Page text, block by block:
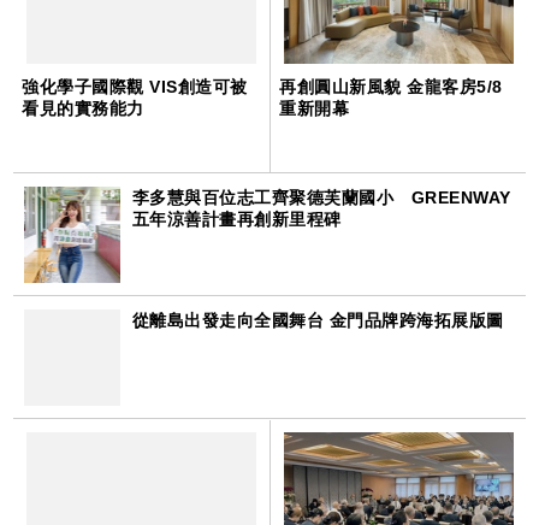
強化學子國際觀 VIS創造可被
看見的實務能力
再創圓山新風貌 金龍客房5/8
重新開幕
李多慧與百位志工齊聚德芙蘭國小 GREENWAY
五年涼善計畫再創新里程碑
從離島出發走向全國舞台 金門品牌跨海拓展版圖